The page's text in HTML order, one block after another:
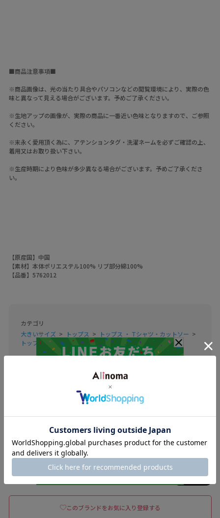
■商品注意事項■
※商品画像は、光の当たり具合やパソコンなどの閲覧環境により、実際の色
味と異なって見える場合がございます。予めご了承ください。
※生地アップの画像が、実際の商品に一番近い色味となりますので、ご参照
ください。
※末永く愛用頂く為に、アテンションタグ・洗濯ネームを必ずご確認の上、
着用又はお取り扱い下さい。
※生産時期により色味が多少異なる場合がございます。予めご了承くださ
い。
【原産国】中国
【素材】本体ポリエステル100% リブ部分綿100%
【品番】5762012
カテゴリ
大きいサイズ
トップス
トップス ・ Tシャツ・カットソー
トップス ・ シャツ・ブラウス
素材
5762012
このブランドをお気に入り登録する